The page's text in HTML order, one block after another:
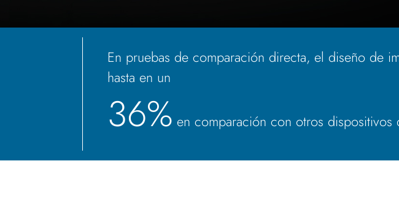
En pruebas de comparación directa, el diseño de
hasta en un
36% en comparación con otros